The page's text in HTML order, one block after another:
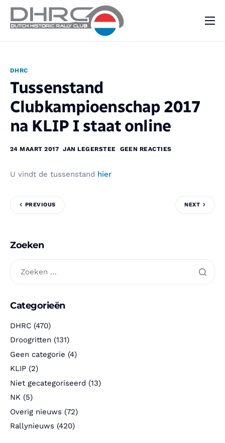
Nieuws
Contact
DHRC
Tussenstand
Clubkampioenschap 2017
na KLIP I staat online
24 MAART 2017 JAN LEGERSTEE GEEN REACTIES
U vindt de tussenstand hier
PREVIOUS NEXT
Zoeken
Categorieën
DHRC (470)
Droogritten (131)
Geen categorie (4)
KLIP (2)
Niet gecategoriseerd (13)
NK (5)
Overig nieuws (72)
Rallynieuws (420)